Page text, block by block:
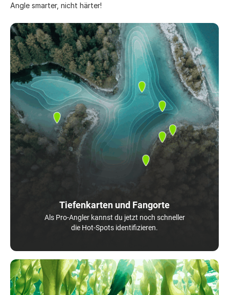
Angle smarter, nicht härter!
Tiefenkarten und Fangorte
Als Pro-Angler kannst du jetzt noch schneller
die Hot-Spots identifizieren.